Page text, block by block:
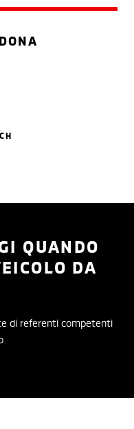
QUANDO
DA
di referenti competenti